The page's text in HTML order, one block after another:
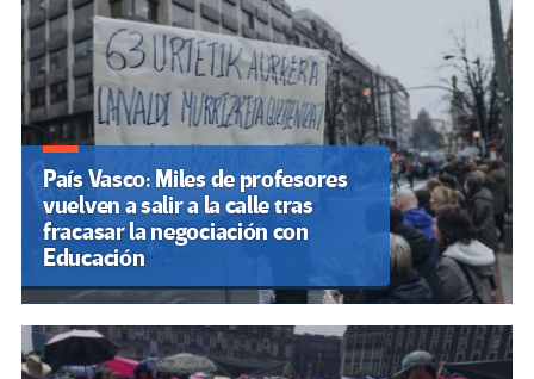
País Vasco: Miles de profesores
vuelven a salir a la calle tras
fracasar la negociación con
Educación